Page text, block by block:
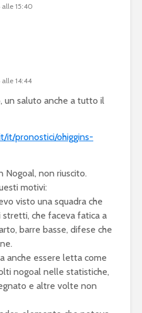
alle 15:40
14:44
un saluto anche a tutto il
it/pronostici/ohiggins-
Nogoal, non riuscito.
motivi:
visto una squadra che
che faceva fatica a
barre basse, difese che
anche essere letta come
nogoal nelle statistiche,
e altre volte non